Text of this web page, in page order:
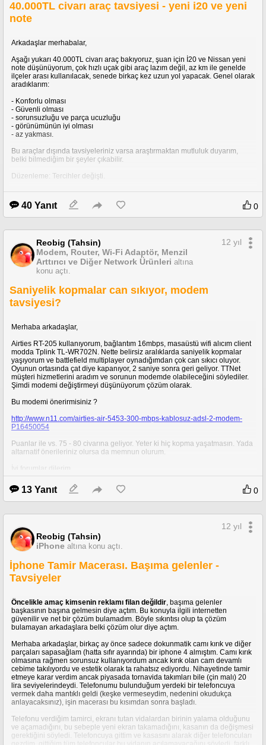
40.000TL civarı araç tavsiyesi - yeni i20 ve yeni
note
Arkadaşlar merhabalar,
Aşağı yukarı 40.000TL civarı araç bakıyoruz, şuan için İ20 ve Nissan yeni
note düşünüyorum, çok hızlı uçak gibi araç lazım değil, az km ile genelde
ilçeler arası kullanılacak, senede birkaç kez uzun yol yapacak. Genel olarak
aradıklarım:
- Konforlu olması
- Güvenli olması
- sorunsuzluğu ve parça ucuzluğu
- görünümünün iyi olması
- az yakması.
Bu araçlar dışında tavsiyeleriniz varsa araştırmaktan mutluluk duyarım,
belki bilmediğim bir şeyler çıkabilir.
Düzenleme: Tercihler değişti.
40 Yanıt 0
Reobig (Tahsin)
Modem, Router, Wi-Fi Adaptör, Menzil
Arttırıcı ve Diğer Network Ürünleri altına
konu açtı.
12 yıl
Saniyelik kopmalar can sıkıyor, modem
tavsiyesi?
Merhaba arkadaşlar,
Airties RT-205 kullanıyorum, bağlantım 16mbps, masaüstü wifi alıcım client
modda Tplink TL-WR702N. Nette belirsiz aralıklarda saniyelik kopmalar
yaşıyorum ve battlefield multiplayer oynadığımdan çok can sıkıcı oluyor.
Oyunun ortasında çat diye kapanıyor, 2 saniye sonra geri geliyor. TTNet
müşteri hizmetlerini aradım ve sorunun modemde olabileceğini söylediler.
Şimdi modemi değiştirmeyi düşünüyorum çözüm olarak.
Bu modemi önerirmisiniz ?
http://www.n11.com/airties-air-5453-300-mbps-kablosuz-adsl-2-modem-
P16450054
Puanlar ile vs. 75 - 80 civarına geliyor. Yeter ki hiç kopma yaşatmasın. Yada
altarnatif önerileriniz olursa da memnun olurum.
13 Yanıt 0
Reobig (Tahsin)
iPhone altına konu açtı.
12 yıl
İphone Tamir Macerası. Başıma gelenler -
Tavsiyeler
Öncelikle amaç kimsenin reklamı filan değildir , başıma gelenler
başkasının başına gelmesin diye açtım. Bu konuyla ilgili internetten
güvenilir ve net bir çözüm bulamadım. Böyle sıkıntısı olup ta çözüm
bulamayan arkadaşlara belki çözüm olur diye açtım.
Merhaba arkadaşlar, birkaç ay önce sadece dokunmatik camı kırık ve diğer
parçaları sapasağlam (hatta sıfır ayarında) bir iphone 4 almıştım. Camı kırık
olmasına rağmen sorunsuz kullanıyordum ancak kırık olan cam devamlı
cebime takılıyordu ve estetik olarak ta rahatsız ediyordu. Nihayetinde tamir
etmeye karar verdim ancak piyasada tornavida takımları bile (çin malı) 20
lira seviyelerindeydi. Telefonumu bulunduğum yerdeki bir telefoncuya
vermek daha mantıklı geldi (keşke vermeseydim, nedenini okudukça
anlayacaksınız), işin macerası bu kısımdan sonra başladı.
Telefonu verdiğim tamirci, ekranı tutan vidalardan birinin yalama olduğunu
ve açamadığını, bu sebeple yeni ekran takamadığını, kasanın da değişmesi
gerektiğini söyledi. Telefoncuya gittim ve kasasını alarak diğer telefoncuları